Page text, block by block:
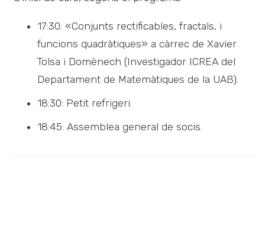
17:30: «Conjunts rectificables, fractals, i
funcions quadràtiques» a càrrec de Xavier
Tolsa i Domènech (Investigador ICREA del
Departament de Matemàtiques de la UAB).
18:30: Petit refrigeri.
18:45: Assemblea general de socis.